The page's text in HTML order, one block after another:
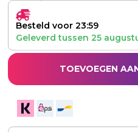
Besteld voor 23:59
Geleverd tussen 25
TOEVOEGEN